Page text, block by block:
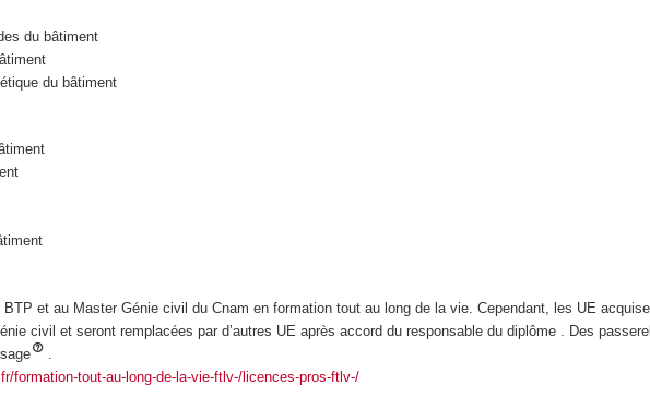
du bâtiment
du bâtiment
BTP et au Master Génie civil du Cnam en formation tout au long de la vie. Cependant, les UE
civil et seront remplacées par d’autres UE après accord du responsable du diplôme . Des
formation-tout-au-long-de-la-vie-ftlv-/licences-pros-ftlv-/